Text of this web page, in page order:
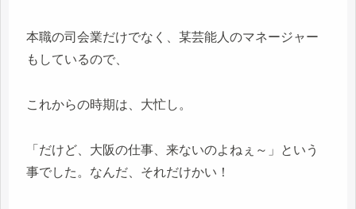
本職の司会業だけでなく、某芸能人のマネージャー
もしているので、
これからの時期は、大忙し。
「だけど、大阪の仕事、来ないのよねぇ～」という
事でした。なんだ、それだけかい！